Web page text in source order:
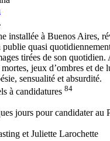
installée à Buenos Aires,
quasi
tirées de son quotidien.
mortes, jeux d’ombres et
sensualité et absurdité.
à candidatures 84
et Juliette Larochette